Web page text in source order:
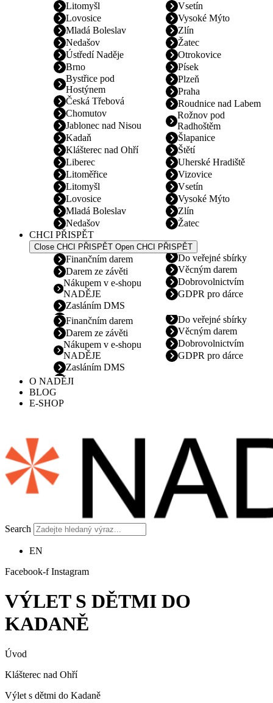
Litomyšl
Lovosice
Mladá Boleslav
Nedašov
Vsetín
Vysoké Mýto
Zlín
Žatec
Ústředí Naděje
Brno
Bystřice pod
Hostýnem
Česká Třebová
Chomutov
Jablonec nad Nisou
Kadaň
Klášterec nad Ohří
Liberec
Litoměřice
Litomyšl
Lovosice
Mladá Boleslav
Nedašov
Otrokovice
Písek
Plzeň
Praha
Roudnice nad Labem
Rožnov pod
Radhoštěm
Šlapanice
Štětí
Uherské Hradiště
Vizovice
Vsetín
Vysoké Mýto
Zlín
Žatec
CHCI PŘISPĚT
Close CHCI PŘISPĚT Open CHCI PŘISPĚT
Finančním darem
Darem ze závěti
Nákupem v e-shopu
NADĚJE
Zasláním DMS
Do veřejné sbírky
Věcným darem
Dobrovolnictvím
GDPR pro dárce
Finančním darem
Darem ze závěti
Nákupem v e-shopu
NADĚJE
Zasláním DMS
Do veřejné sbírky
Věcným darem
Dobrovolnictvím
GDPR pro dárce
O NADĚJI
BLOG
E-SHOP
Search
EN
Facebook-f Instagram
VÝLET S DĚTMI DO
KADANĚ
Úvod
Klášterec nad Ohří
Výlet s dětmi do Kadaně